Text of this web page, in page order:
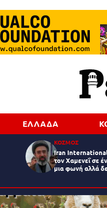
ΕΛΛΑΔΑ
ΚΟΣΜΟΣ
Iran
τον Χαμενεΐ σε
μια φωνή αλλά